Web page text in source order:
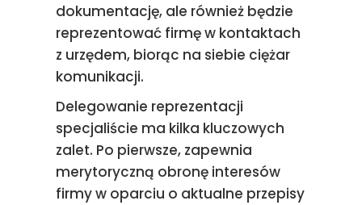
dokumentację, ale również będzie
reprezentować firmę w kontaktach
z urzędem, biorąc na siebie ciężar
komunikacji.
Delegowanie reprezentacji
specjaliście ma kilka kluczowych
zalet. Po pierwsze, zapewnia
merytoryczną obronę interesów
firmy w oparciu o aktualne przepisy